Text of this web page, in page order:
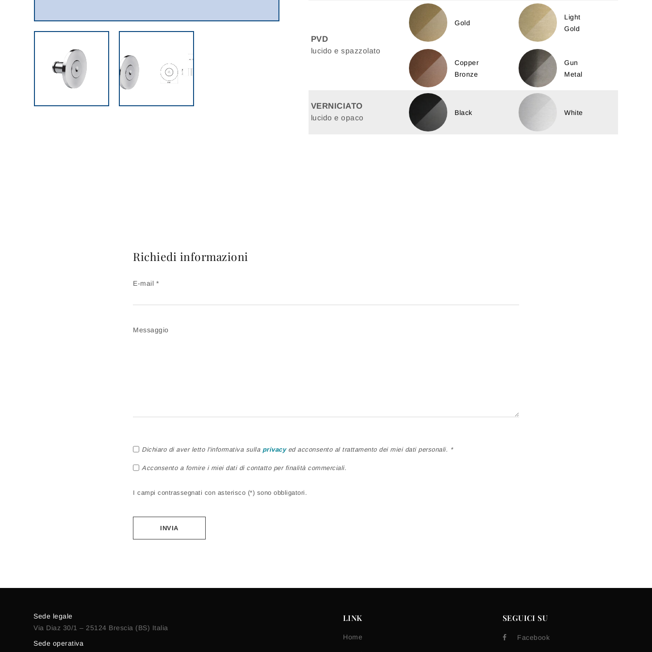
PVD
lucido e spazzolato
Gold
Light
Gold
Copper
Bronze
Gun
Metal
VERNICIATO
lucido e opaco
Black White
Richiedi informazioni
E-mail *
Messaggio
Dichiaro di aver letto l'informativa sulla privacyed acconsento al trattamento dei miei dati personali. *
Acconsento a fornire i miei dati di contatto per finalità commerciali.
I campi contrassegnati con asterisco (*) sono obbligatori.
Sede legale
Via Diaz 30/1 – 25124 Brescia (BS) Italia
Sede operativa
LINK
Home
SEGUICI SU
Facebook